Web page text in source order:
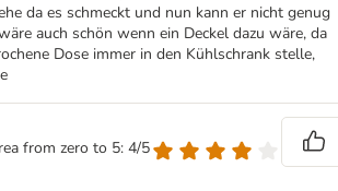
da es schmeckt und nun kann er nicht genug
auch schön wenn ein Deckel dazu wäre, da
Dose immer in den Kühlschrank stelle,
from zero to 5: 4/5